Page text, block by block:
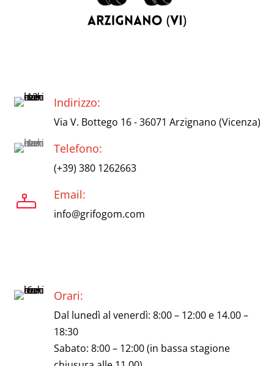
Indirizzo:
Via V. Bottego 16 - 36071 Arzignano (Vicenza)
Telefono:
(+39) 380 1262663
Email:
info@grifogom.com
Orari:
Dal lunedì al venerdì: 8:00 – 12:00 e 14.00 –
18:30
Sabato: 8:00 – 12:00 (in bassa stagione